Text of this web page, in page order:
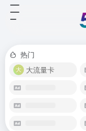
热门
大流量卡